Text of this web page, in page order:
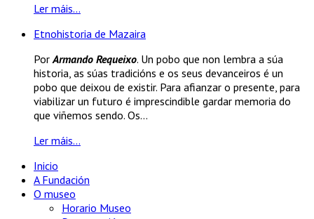
Ler máis...
Etnohistoria de Mazaira
Por Armando Requeixo. Un pobo que non lembra a súa
historia, as súas tradicións e os seus devanceiros é un
pobo que deixou de existir. Para afianzar o presente, para
viabilizar un futuro é imprescindible gardar memoria do
que viñemos sendo. Os...
Ler máis...
Inicio
A Fundación
O museo
Horario Museo